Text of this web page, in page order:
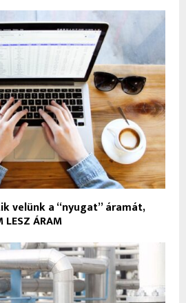
velünk a “nyugat” áramát,
ÁRAM